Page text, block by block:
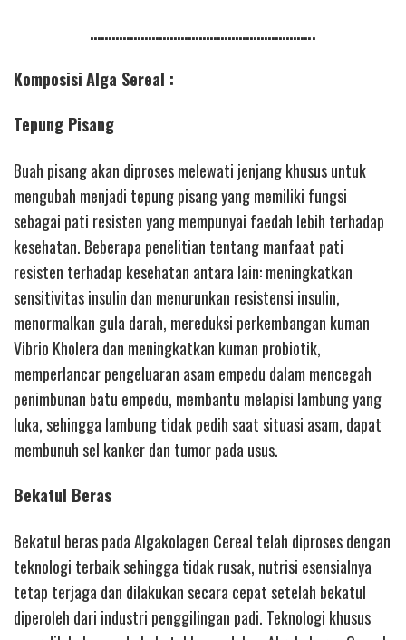
……………………………………………………..
KomposisiAlga Sereal :
Tepung Pisang
Buah pisang akan diproses melewati jenjang khusus untuk
mengubah menjadi tepung pisang yang memiliki fungsi
sebagai pati resisten yang mempunyai faedah lebih terhadap
kesehatan. Beberapa penelitian tentang manfaat pati
resisten terhadap kesehatan antara lain: meningkatkan
sensitivitas insulin dan menurunkan resistensi insulin,
menormalkan gula darah, mereduksi perkembangan kuman
Vibrio Kholera dan meningkatkan kuman probiotik,
memperlancar pengeluaran asam empedu dalam mencegah
penimbunan batu empedu, membantu melapisi lambung yang
luka, sehingga lambung tidak pedih saat situasi asam, dapat
membunuh sel kanker dan tumor pada usus.
Bekatul Beras
Bekatul beras pada Algakolagen Cereal telah diproses dengan
teknologi terbaik sehingga tidak rusak, nutrisi esensialnya
tetap terjaga dan dilakukan secara cepat setelah bekatul
diperoleh dari industri penggilingan padi. Teknologi khusus